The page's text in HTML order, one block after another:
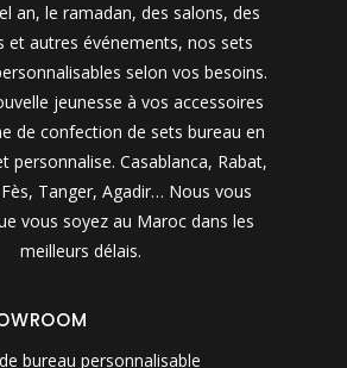
an, le ramadan, des salons, des
et autres événements, nos sets
selon vos besoins.
jeunesse à vos accessoires
de confection de sets bureau en
personnalise. Casablanca, Rabat,
Tanger, Agadir… Nous vous
vous soyez au Maroc dans les
meilleurs délais.
bureau personnalisable